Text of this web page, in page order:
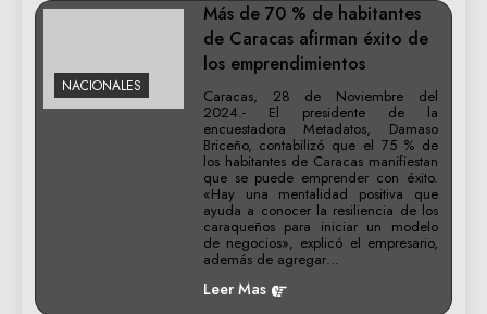
NACIONALES
Más de 70 % de habitantes
de Caracas afirman éxito de
los emprendimientos
Caracas, 28 de Noviembre del
2024.- El presidente de la
encuestadora Metadatos, Damaso
Briceño, contabilizó que el 75 % de
los habitantes de Caracas manifiestan
que se puede emprender con éxito.
«Hay una mentalidad positiva que
ayuda a conocer la resiliencia de los
caraqueños para iniciar un modelo
de negocios», explicó el empresario,
además de agregar…
Leer Mas